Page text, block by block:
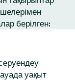
берілген:
уақыт